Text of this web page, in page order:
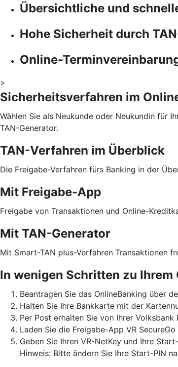
Übersichtliche und
Hohe Sicherheit durch
Online-
>
Sicherheitsverfahren im
Wählen Sie als Neukunde oder Neukundin für
TAN-Generator.
TAN-Verfahren im Überblick
Die Freigabe-Verfahren fürs Banking in der
Mit Freigabe-App
Freigabe von Transaktionen und Online-
Mit TAN-Generator
Mit Smart-TAN plus-Verfahren Transaktionen
In wenigen Schritten zu Ihrem
Beantragen Sie das OnlineBanking über
Halten Sie Ihre Bankkarte mit der
Per Post erhalten Sie von Ihrer
Laden Sie die Freigabe-App VR
Geben Sie Ihren VR-NetKey und Ihre
Hinweis: Bitte ändern Sie Ihre Start-PIN